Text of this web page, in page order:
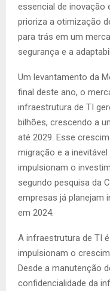
essencial de inovação
prioriza a otimização
para trás em um
segurança e a
Um levantamento da
final deste ano, o
infraestrutura de TI
bilhões, crescendo a
até 2029. Esse
migração e a
impulsionam o
segundo pesquisa da
empresas já planejam
em 2024.
A infraestrutura de TI
impulsionam o
Desde a manutenção
confidencialidade da